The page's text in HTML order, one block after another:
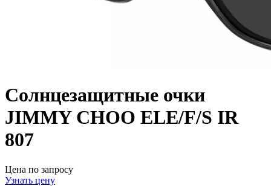
Солнцезащитные очки
JIMMY CHOO ELE/F/S IR
807
Цена по запросу
Узнать цену